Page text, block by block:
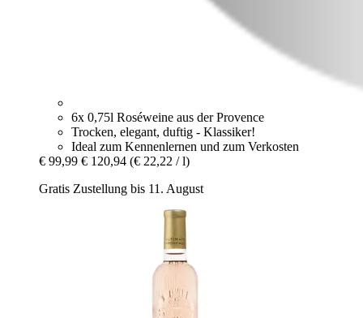
6x 0,75l Roséweine aus der Provence
Trocken, elegant, duftig - Klassiker!
Ideal zum Kennenlernen und zum Verkosten
€ 99,99 € 120,94 (€ 22,22 / l)
Gratis Zustellung bis 11. August